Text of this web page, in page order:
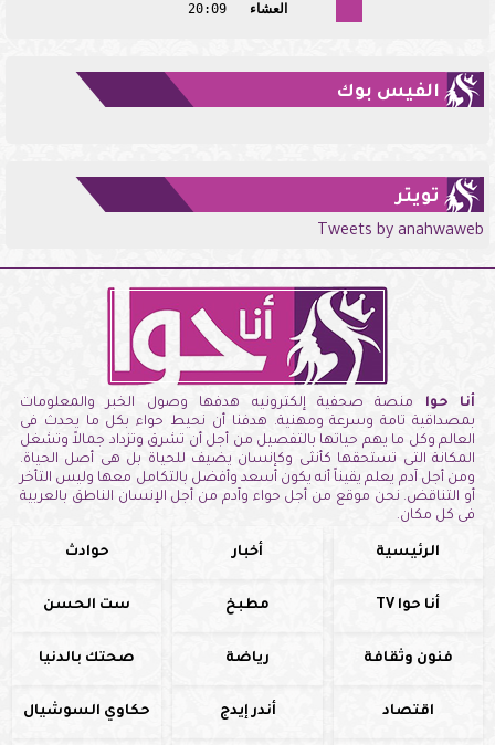
العشاء
20:09
الفيس بوك
تويتر
Tweets by anahwaweb
أنا حوا منصة صحفية إلكترونيه هدفها وصول الخبر والمعلومات
بمصداقية تامة وسرعة ومهنية. هدفنا أن نحيط حواء بكل ما يحدث فى
العالم وكل ما يهم حياتها بالتفصيل من أجل أن تشرق وتزداد جمالاً وتشغل
المكانة التى تستحقها كأنثى وكإنسان يضيف للحياة بل هى أصل الحياة.
ومن أجل آدم يعلم يقيناً أنه يكون أسعد وأفضل بالتكامل معها وليس التأخر
أو التناقض. نحن موقع من أجل حواء وآدم من أجل الإنسان الناطق بالعربية
فى كل مكان.
الرئيسية أخبار حوادث
أنا حوا TV مطبخ ست الحسن
فنون وثقافة رياضة صحتك بالدنيا
اقتصاد أندر إيدج حكاوي السوشيال